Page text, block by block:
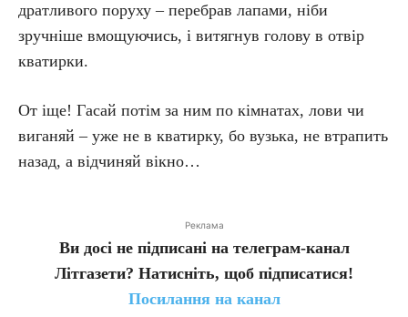
дратливого поруху – перебрав лапами, ніби
зручніше вмощуючись, і витягнув голову в отвір
кватирки.
От іще! Гасай потім за ним по кімнатах, лови чи
виганяй – уже не в кватирку, бо вузька, не втрапить
назад, а відчиняй вікно…
Реклама
Ви досі не підписані на телеграм-канал
Літгазети? Натисніть, щоб підписатися!
Посилання на канал